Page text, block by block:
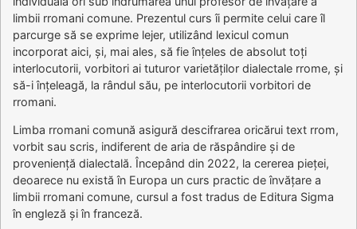
limbii rromani comune. Prezentul curs îi permite celui care îl
parcurge să se exprime lejer, utilizând lexicul comun
incorporat aici, și, mai ales, să fie înțeles de absolut toți
interlocutorii, vorbitori ai tuturor varietăților dialectale rrome, și
să-i înțeleagă, la rândul său, pe interlocutorii vorbitori de
rromani.
Limba rromani comună asigură descifrarea oricărui text rrom,
vorbit sau scris, indiferent de aria de răspândire și de
proveniență dialectală. Începând din 2022, la cererea pieței,
deoarece nu există în Europa un curs practic de învățare a
limbii rromani comune, cursul a fost tradus de Editura Sigma
în engleză și în franceză.